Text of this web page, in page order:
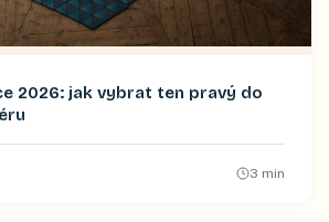
2026: jak vybrat ten pravý do
3 min